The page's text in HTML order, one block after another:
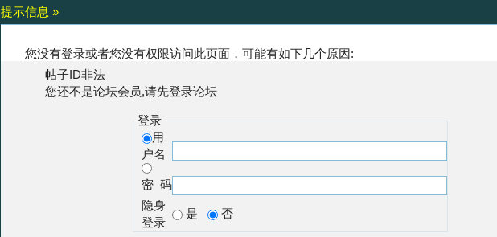
提示信息 »
您没有登录或者您没有权限访问此页面，可能有如下几个原因:
帖子ID非法
您还不是论坛会员,请先登录论坛
登录
用
户名
密 码
隐身
登录
是 否